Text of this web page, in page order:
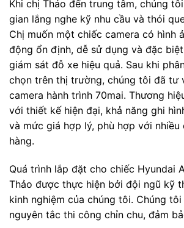
Khi chị Thảo đến trung tâm, chúng
gian lắng nghe kỹ nhu cầu và thói
Chị muốn một chiếc camera có hình
động ổn định, dễ sử dụng và đặc
giám sát đỗ xe hiệu quả. Sau khi
chọn trên thị trường, chúng tôi đã tư
camera hành trình 70mai. Thương
với thiết kế hiện đại, khả năng ghi
và mức giá hợp lý, phù hợp với
hàng.
Quá trình lắp đặt cho chiếc Hyundai
Thảo được thực hiện bởi đội ngũ kỹ
kinh nghiệm của chúng tôi. Chúng
nguyên tắc thi công chỉn chu, đảm